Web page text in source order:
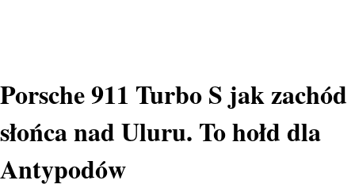
Porsche 911 Turbo S jak zachód
słońca nad Uluru. To hołd dla
Antypodów